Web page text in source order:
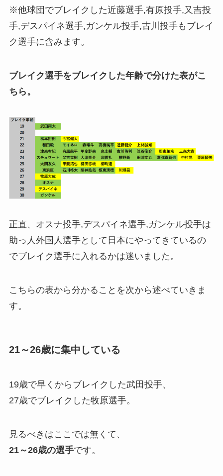
※他球団でブレイクした近藤選手,有原投手,又吉投
手,デスパイネ選手,ガンケル投手,古川投手もブレイ
ク選手に含みます。
ブレイク選手をブレイクした年齢で分けた表がこ
ちら。
正直、オスナ投手,デスパイネ選手,ガンケル投手は
助っ人外国人選手として日本にやってきているの
でブレイク選手に入れるかは迷いました。
こちらの表から分かることを次から述べていきま
す。
21～26歳に集中している
19歳で早くからブレイクした武田投手、
27歳でブレイクした牧原選手。
見るべきはここでは無くて、
21～26歳の選手です。